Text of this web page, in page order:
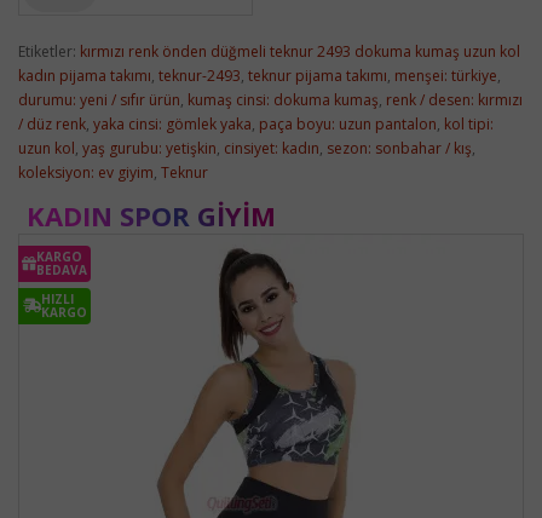
Etiketler: kırmızı renk önden düğmeli teknur 2493 dokuma kumaş uzun kol
kadın pijama takımı, teknur-2493, teknur pijama takımı, menşei: türkiye,
durumu: yeni / sıfır ürün, kumaş cinsi: dokuma kumaş, renk / desen: kırmızı
/ düz renk, yaka cinsi: gömlek yaka, paça boyu: uzun pantalon, kol tipi:
uzun kol, yaş gurubu: yetişkin, cinsiyet: kadın, sezon: sonbahar / kış,
koleksiyon: ev giyim, Teknur
KADIN SPOR GIYIM
KARGO
BEDAVA
HIZLI
KARGO